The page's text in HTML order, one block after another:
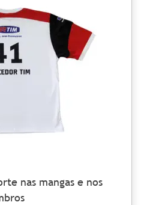
nas mangas e nos